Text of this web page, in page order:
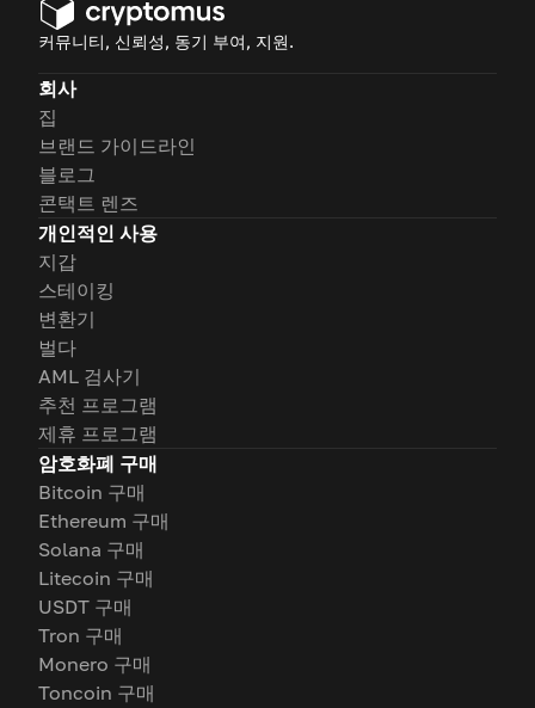
커뮤니티, 신뢰성, 동기 부여, 지원.
회사
집
브랜드 가이드라인
블로그
콘택트 렌즈
개인적인 사용
지갑
스테이킹
변환기
벌다
AML 검사기
추천 프로그램
제휴 프로그램
암호화폐 구매
Bitcoin 구매
Ethereum 구매
Solana 구매
Litecoin 구매
USDT 구매
Tron 구매
Monero 구매
Toncoin 구매